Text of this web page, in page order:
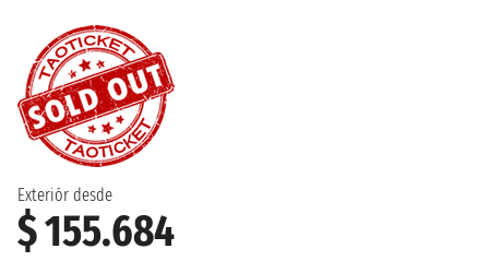
Exteriór desde
$ 155.684